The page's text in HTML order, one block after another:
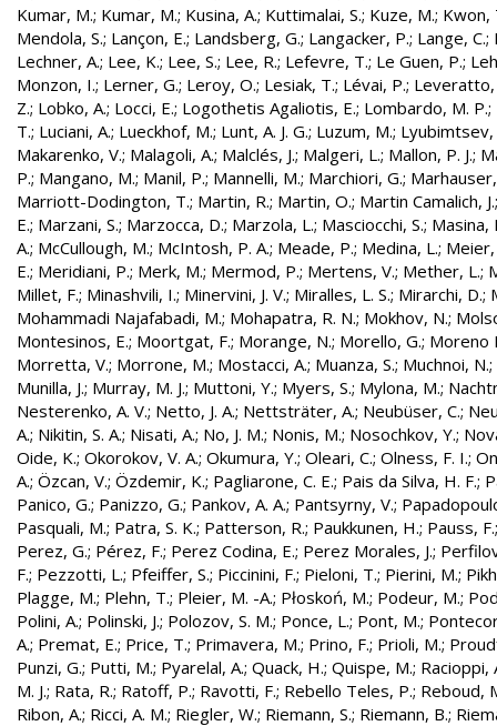
Kumar, M.; Kumar, M.; Kusina, A.; Kuttimalai, S.; Kuze, M.; Kwon,
Mendola, S.; Lançon, E.; Landsberg, G.; Langacker, P.; Lange, C.;
Lechner, A.; Lee, K.; Lee, S.; Lee, R.; Lefevre, T.; Le Guen, P.;
Monzon, I.; Lerner, G.; Leroy, O.; Lesiak, T.; Lévai, P.; Leveratto,
Z.; Lobko, A.; Locci, E.; Logothetis Agaliotis, E.; Lombardo, M. P.;
T.; Luciani, A.; Lueckhof, M.; Lunt, A. J. G.; Luzum, M.; Lyubimtsev,
Makarenko, V.; Malagoli, A.; Malclés, J.; Malgeri, L.; Mallon, P. J.;
P.; Mangano, M.; Manil, P.; Mannelli, M.; Marchiori, G.;
Marriott-Dodington, T.; Martin, R.; Martin, O.; Martin Camalich, J.
E.; Marzani, S.; Marzocca, D.; Marzola, L.; Masciocchi, S.; Masina,
A.; McCullough, M.; McIntosh, P. A.; Meade, P.; Medina, L.; Meier,
E.; Meridiani, P.; Merk, M.; Mermod, P.; Mertens, V.; Mether, L.;
Millet, F.; Minashvili, I.; Minervini, J. V.; Miralles, L. S.; Mirarchi, D.;
Mohammadi Najafabadi, M.; Mohapatra, R. N.; Mokhov, N.;
Montesinos, E.; Moortgat, F.; Morange, N.; Morello, G.; Moreno
Morretta, V.; Morrone, M.; Mostacci, A.; Muanza, S.; Muchnoi, N.;
Munilla, J.; Murray, M. J.; Muttoni, Y.; Myers, S.; Mylona, M.;
Nesterenko, A. V.; Netto, J. A.; Nettsträter, A.; Neubüser, C.;
A.; Nikitin, S. A.; Nisati, A.; No, J. M.; Nonis, M.; Nosochkov, Y.;
Oide, K.; Okorokov, V. A.; Okumura, Y.; Oleari, C.; Olness, F. I.;
A.; Özcan, V.; Özdemir, K.; Pagliarone, C. E.; Pais da Silva, H. F.;
Panico, G.; Panizzo, G.; Pankov, A. A.; Pantsyrny, V.;
Pasquali, M.; Patra, S. K.; Patterson, R.; Paukkunen, H.; Pauss, F.
Perez, G.; Pérez, F.; Perez Codina, E.; Perez Morales, J.;
F.; Pezzotti, L.; Pfeiffer, S.; Piccinini, F.; Pieloni, T.; Pierini, M.;
Plagge, M.; Plehn, T.; Pleier, M. -A.; Płoskoń, M.; Podeur, M.;
Polini, A.; Polinski, J.; Polozov, S. M.; Ponce, L.; Pont, M.;
A.; Premat, E.; Price, T.; Primavera, M.; Prino, F.; Prioli, M.;
Punzi, G.; Putti, M.; Pyarelal, A.; Quack, H.; Quispe, M.; Racioppi,
M. J.; Rata, R.; Ratoff, P.; Ravotti, F.; Rebello Teles, P.; Reboud,
Ribon, A.; Ricci, A. M.; Riegler, W.; Riemann, S.; Riemann, B.;